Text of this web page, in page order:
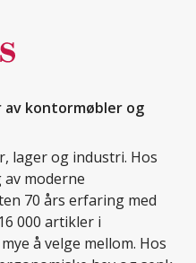
av kontormøbler og
lager og industri. Hos
moderne
70 års erfaring med
000 artikler i
å velge mellom. Hos